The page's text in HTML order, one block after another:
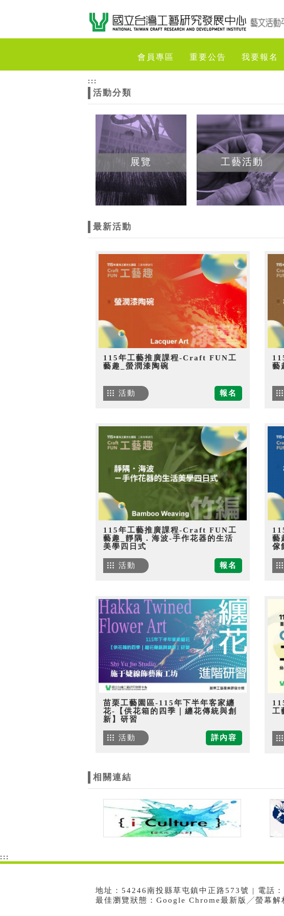
會員專區 重要公告 我要報名
:::
活動分類
展覽 工藝活動
最新活動
115年工藝推廣課程-Craft FUN工
藝趣_螢潤漆陶碗
報名
活動
藝
115年工藝推廣課程-Craft FUN工
藝趣_靜隅．海波-手作花器的生活
美學四日式
報名
活動
藝
傢
苗栗工藝園區-115年下半年客家纏
花-【供花箱的四季｜纏花傳統與創
新】研習
詳內容
活動
工
相關連結
:::
地址：54246南投縣草屯鎮中正路573號 | 電話
最佳瀏覽狀態：Google Chrome最新版╱螢幕